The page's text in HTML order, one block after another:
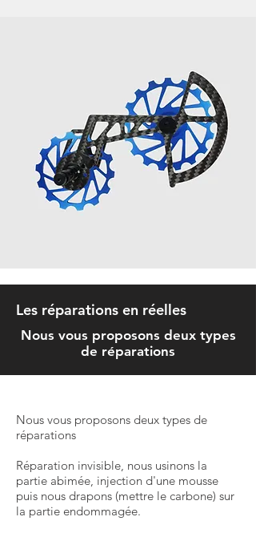
Les réparations en réelles
Nous vous proposons deux types
de réparations
Nous vous proposons deux types de
réparations
Réparation invisible, nous usinons la
partie abimée, injection d'une mousse
puis nous drapons (mettre le carbone) sur
la partie endommagée.